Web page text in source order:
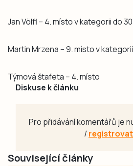
Jan Völfl – 4. místo v kategorii do
Martin Mrzena – 9. místo v
Týmová štafeta – 4. místo
Diskuse k článku
Pro přidávání komentářů je
/registrovat
Související články